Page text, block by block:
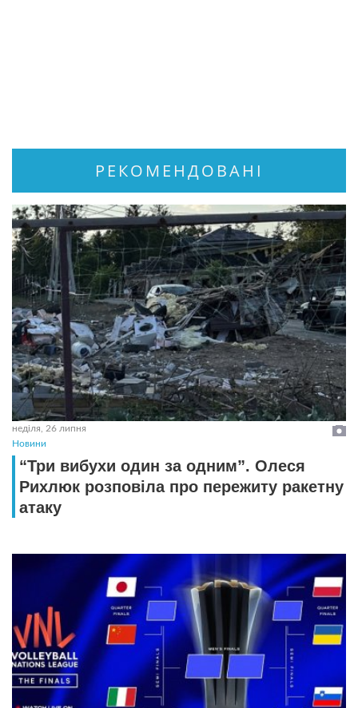
РЕКОМЕНДОВАНІ
неділя, 26 липня
Новини
“Три вибухи один за одним”. Олеся
Рихлюк розповіла про пережиту ракетну
атаку